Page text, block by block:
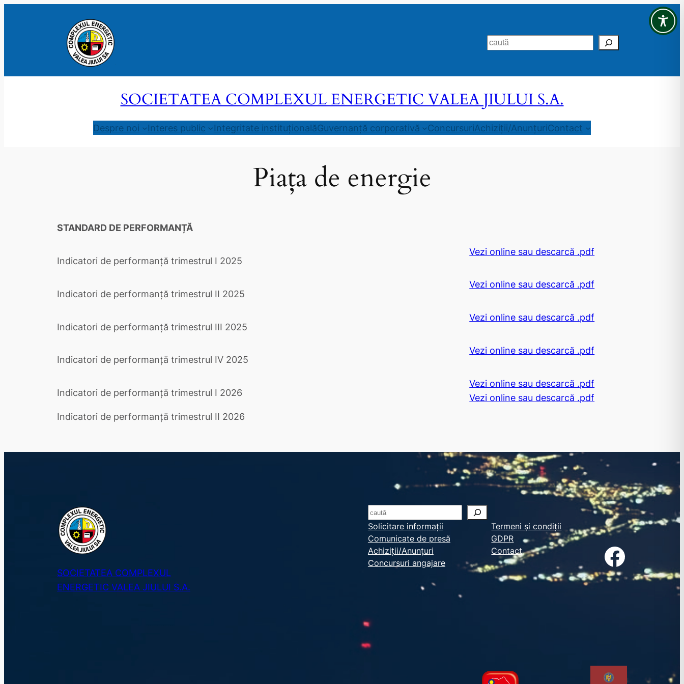
Search
SOCIETATEA COMPLEXUL ENERGETIC VALEA JIULUI S.A.
Despre noi Interes public Integritate instituționalăGuvernanță corporativă ConcursuriAchiziții/AnunțuriContact
Piața de energie
STANDARD DE PERFORMANȚĂ
Indicatori de performanță trimestrul I 2025
Vezi online sau descarcă .pdf
Indicatori de performanță trimestrul II 2025
Vezi online sau descarcă .pdf
Indicatori de performanță trimestrul III 2025
Vezi online sau descarcă .pdf
Indicatori de performanță trimestrul IV 2025
Vezi online sau descarcă .pdf
Indicatori de performanță trimestrul I 2026
Indicatori de performanță trimestrul II 2026
Vezi online sau descarcă .pdf
Vezi online sau descarcă .pdf
SOCIETATEA COMPLEXUL
ENERGETIC VALEA JIULUI S.A.
S
e
a
r
c
Solicitare informații
Comunicate de presă
Achiziții/Anunțuri
Concursuri angajare
Termeni și condiții
GDPR
Contact
Facebook